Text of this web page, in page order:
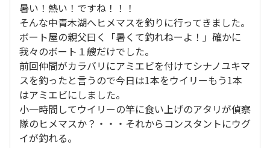
暑い！熱い！ですね！！！
そんな中青木湖へヒメマスを釣りに行ってきました。
ボート屋の親父曰く「暑くて釣れねーよ！」確かに
我々のボート１艘だけでした。
前回仲間がカラバリにアミエビを付けてシナノユキマ
スを釣ったと言うので今日は1本をウイリーもう1本
はアミエビにしました。
小一時間してウイリーの竿に食い上げのアタリが偵察
隊のヒメマスか？・・・それからコンスタントにウグ
イが釣れる。